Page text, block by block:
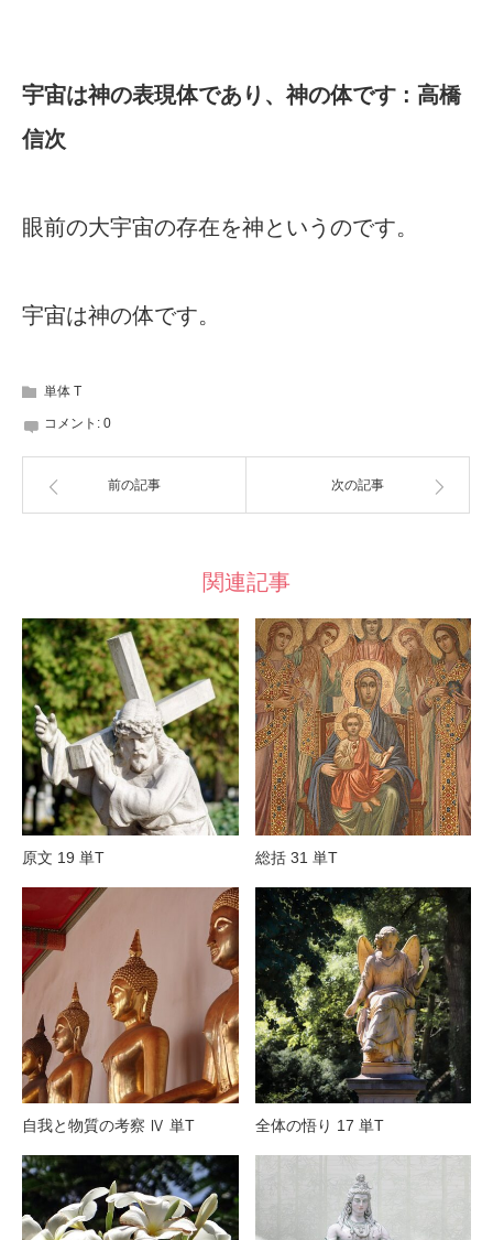
宇宙は神の表現体であり、神の体です : 高橋
信次
眼前の大宇宙の存在を神というのです。
宇宙は神の体です。
単体 T
コメント: 0
前の記事 次の記事
関連記事
原文 19 単T 総括 31 単T
自我と物質の考察 Ⅳ 単T 全体の悟り 17 単T